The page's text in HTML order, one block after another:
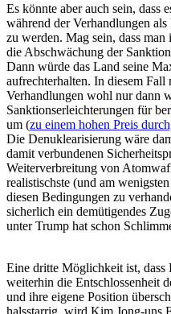
Es könnte aber auch sein, dass
während der Verhandlungen
zu werden. Mag sein, dass
die Abschwächung der
Dann würde das Land seine
aufrechterhalten. In diesem Fall
Verhandlungen wohl nur dann
Sanktionserleichterungen für
um (zu einem hohen Preis
Die Denuklearisierung wäre
damit verbundenen
Weiterverbreitung von
realistischste (und am
diesen Bedingungen zu
sicherlich ein demütigendes
unter Trump hat schon
Eine dritte Möglichkeit ist, dass
weiterhin die Entschlossenheit
und ihre eigene Position
halsstarrig, wird Kim Jong-uns